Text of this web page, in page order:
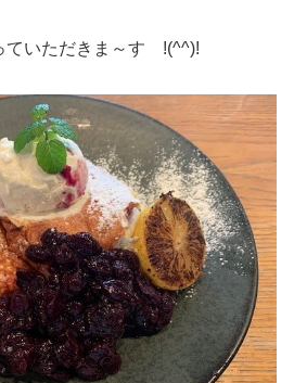
ていただきま～す !(^^)!